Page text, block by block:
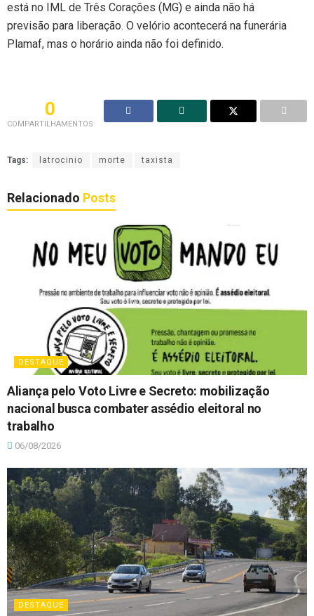
está no IML de Três Corações (MG) e ainda não há
previsão para liberação. O velório acontecerá na funerária
Plamaf, mas o horário ainda não foi definido.
0
COMPARTILHAMENTOS
Tags: latrocinio morte taxista
Relacionado Posts
DESTAQUE
Aliança pelo Voto Livre e Secreto: mobilização
nacional busca combater assédio eleitoral no
trabalho
06/08/2026
DESTAQUE